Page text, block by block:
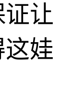
让
娃